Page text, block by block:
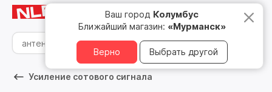
Мурманск
Ваш город Колумбус
Ближайший магазин: «Мурманск»
Верно Выбрать другой
8 800 500 05 15
Усиление сотового сигнала